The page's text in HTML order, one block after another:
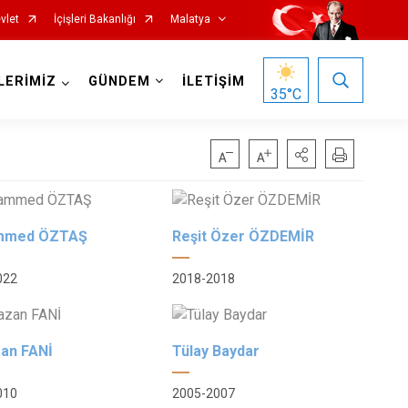
İçişleri Bakanlığı Malatya
Hekimhan
Kuluncak
Pütürge
GÜNDEM İLETİŞİM
35°C
ÖZTAŞ Reşit Özer ÖZDEMİR
2018-2018
FANİ Tülay Baydar
2005-2007